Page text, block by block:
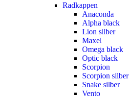
Radkappen
Anaconda
Alpha black
Lion silber
Maxel
Omega black
Optic black
Scorpion
Scorpion silber
Snake silber
Vento